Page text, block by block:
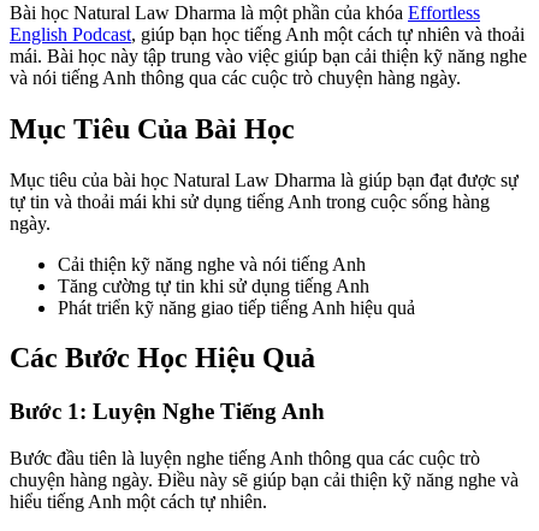
Bài học Natural Law Dharma là một phần của khóa Effortless
English Podcast, giúp bạn học tiếng Anh một cách tự nhiên và thoải
mái. Bài học này tập trung vào việc giúp bạn cải thiện kỹ năng nghe
và nói tiếng Anh thông qua các cuộc trò chuyện hàng ngày.
Mục Tiêu Của Bài Học
Mục tiêu của bài học Natural Law Dharma là giúp bạn đạt được sự
tự tin và thoải mái khi sử dụng tiếng Anh trong cuộc sống hàng
ngày.
Cải thiện kỹ năng nghe và nói tiếng Anh
Tăng cường tự tin khi sử dụng tiếng Anh
Phát triển kỹ năng giao tiếp tiếng Anh hiệu quả
Các Bước Học Hiệu Quả
Bước 1: Luyện Nghe Tiếng Anh
Bước đầu tiên là luyện nghe tiếng Anh thông qua các cuộc trò
chuyện hàng ngày. Điều này sẽ giúp bạn cải thiện kỹ năng nghe và
hiểu tiếng Anh một cách tự nhiên.